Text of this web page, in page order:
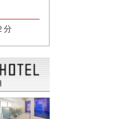
分